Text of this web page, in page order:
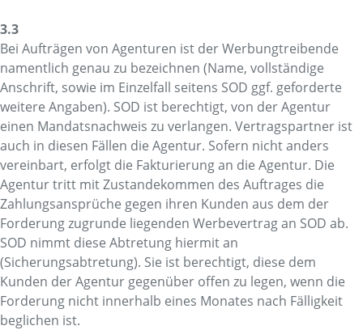
3.3
Bei Aufträgen von Agenturen ist der Werbungtreibende
namentlich genau zu bezeichnen (Name, vollständige
Anschrift, sowie im Einzelfall seitens SOD ggf. geforderte
weitere Angaben). SOD ist berechtigt, von der Agentur
einen Mandatsnachweis zu verlangen. Vertragspartner ist
auch in diesen Fällen die Agentur. Sofern nicht anders
vereinbart, erfolgt die Fakturierung an die Agentur. Die
Agentur tritt mit Zustandekommen des Auftrages die
Zahlungsansprüche gegen ihren Kunden aus dem der
Forderung zugrunde liegenden Werbevertrag an SOD ab.
SOD nimmt diese Abtretung hiermit an
(Sicherungsabtretung). Sie ist berechtigt, diese dem
Kunden der Agentur gegenüber offen zu legen, wenn die
Forderung nicht innerhalb eines Monates nach Fälligkeit
beglichen ist.